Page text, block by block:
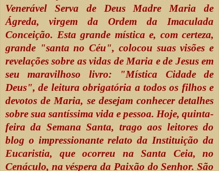
Venerável Serva de Deus Madre Maria de
Ágreda, virgem da Ordem da Imaculada
Conceição. Esta grande mística e, com certeza,
grande "santa no Céu", colocou suas visões e
revelações sobre as vidas de Maria e de Jesus em
seu maravilhoso livro: "Mística Cidade de
Deus", de leitura obrigatória a todos os filhos e
devotos de Maria, se desejam conhecer detalhes
sobre sua santíssima vida e pessoa. Hoje, quinta-
feira da Semana Santa, trago aos leitores do
blog o impressionante relato da Instituição da
Eucaristia, que ocorreu na Santa Ceia, no
Cenáculo, na véspera da Paixão do Senhor. São